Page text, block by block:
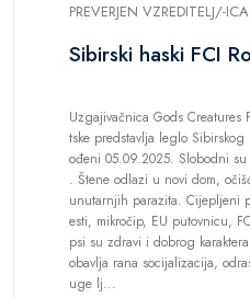
PREVERJEN VZREDITELJ/-ICA
Sibirski haski FCI
Uzgajivačnica Gods
tske predstavlja leglo Sibirskog
ođeni 05.09.2025. Slobodni su
. Štene odlazi u novi dom,
unutarnjih parazita. Cijepljeni
esti, mikročip, EU putovnicu,
psi su zdravi i dobrog
obavlja rana socijalizacija,
uge lj...